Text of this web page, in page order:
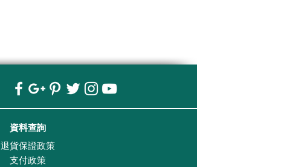
資料查詢
退貨保證政策
支付政策